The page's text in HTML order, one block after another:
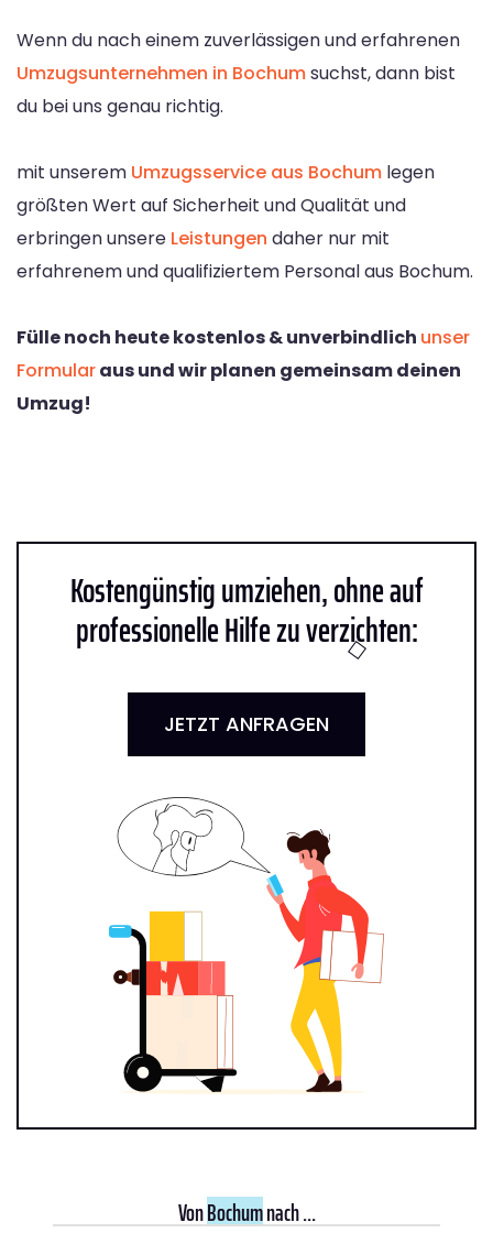
Wenn du nach einem zuverlässigen und erfahrenen
Umzugsunternehmen in Bochumsuchst, dann bist
du bei uns genau richtig.
mit unserem Umzugsservice aus Bochum legen
größten Wert auf Sicherheit und Qualität und
erbringen unsere Leistungen daher nur mit
erfahrenem und qualifiziertem Personal aus Bochum.
Fülle noch heute kostenlos & unverbindlich unser
Formularaus und wir planen gemeinsam deinen
Umzug!
Kostengünstig umziehen, ohne auf
professionelle Hilfe zu verzichten:
JETZT ANFRAGEN
VonBochumnach ...